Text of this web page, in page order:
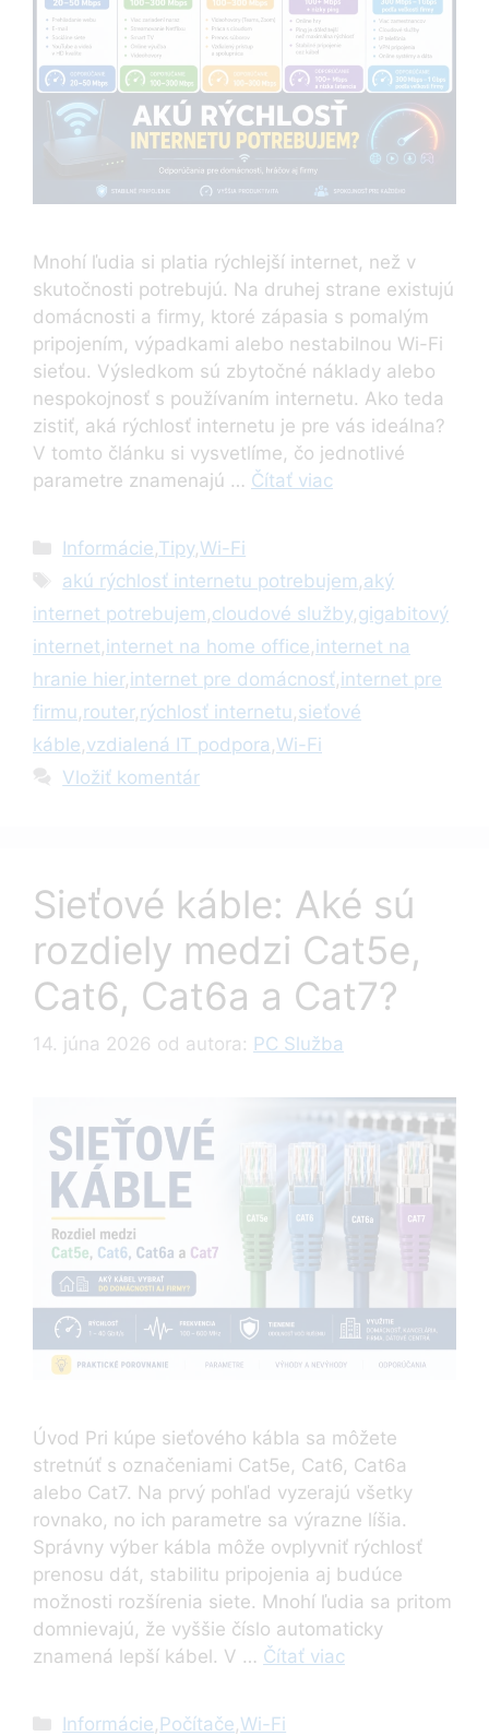
Mnohí ľudia si platia rýchlejší internet, než v
skutočnosti potrebujú. Na druhej strane existujú
domácnosti a firmy, ktoré zápasia s pomalým
pripojením, výpadkami alebo nestabilnou Wi-Fi
sieťou. Výsledkom sú zbytočné náklady alebo
nespokojnosť s používaním internetu. Ako teda
zistiť, aká rýchlosť internetu je pre vás ideálna?
V tomto článku si vysvetlíme, čo jednotlivé
parametre znamenajú … Čítať viac
Kategórie
Informácie Tipy, Wi-Fi
Značky
akú rýchlosť internetu potrebujem aký
internet potrebujem cloudové služby, gigabitový
internet internet na home office internet na
hranie hier, internet pre domácnosť internet pre
firmu router, rýchlosť internetu sieťové
káble vzdialená IT podpora Wi-Fi
Vložiť komentár
Sieťové káble: Aké sú
rozdiely medzi Cat5e,
Cat6, Cat6a a Cat7?
14. júna 2026 od autora: PC Služba
Úvod Pri kúpe sieťového kábla sa môžete
stretnúť s označeniami Cat5e, Cat6, Cat6a
alebo Cat7. Na prvý pohľad vyzerajú všetky
rovnako, no ich parametre sa výrazne líšia.
Správny výber kábla môže ovplyvniť rýchlosť
prenosu dát, stabilitu pripojenia aj budúce
možnosti rozšírenia siete. Mnohí ľudia sa pritom
domnievajú, že vyššie číslo automaticky
znamená lepší kábel. V … Čítať viac
Kategórie
Informácie Počítače Wi-Fi